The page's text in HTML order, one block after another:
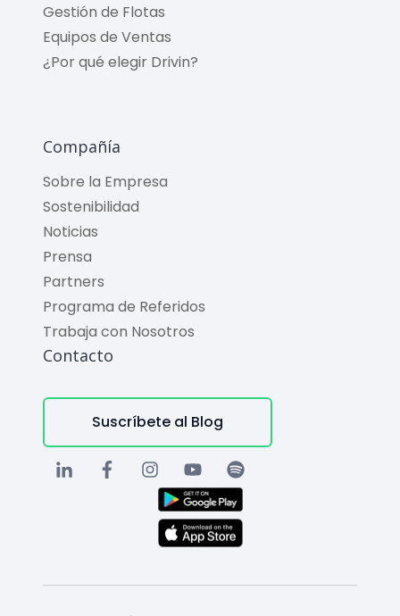
Gestión de Flotas
Equipos de Ventas
¿Por qué elegir Drivin?
Compañía
Sobre la Empresa
Sostenibilidad
Noticias
Prensa
Partners
Programa de Referidos
Trabaja con Nosotros
Contacto
Suscríbete al Blog